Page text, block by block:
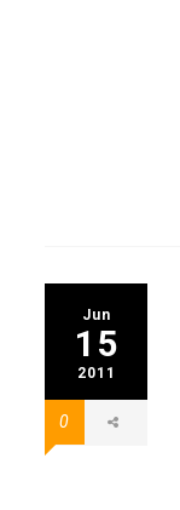
Jun
15
2011
0